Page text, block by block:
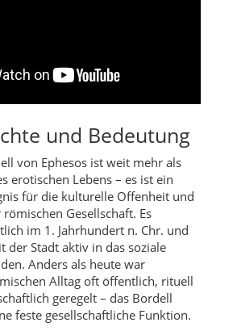
und Bedeutung
von Ephesos ist weit mehr als
erotischen Lebens – es ist ein
für die kulturelle Offenheit und
Gesellschaft. Es
im 1. Jahrhundert n. Chr. und
der Stadt aktiv in das soziale
Anders als heute war
Alltag oft öffentlich, rituell
geregelt – das Bordell
feste gesellschaftliche Funktion.